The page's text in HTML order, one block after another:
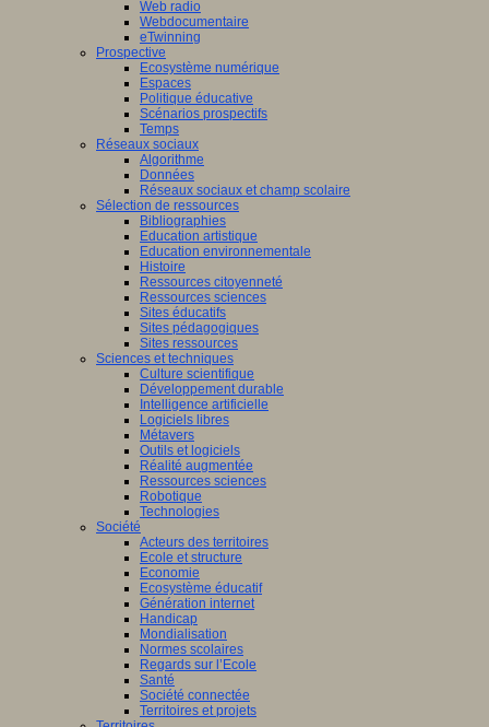
Web radio
Webdocumentaire
eTwinning
Prospective
Ecosystème numérique
Espaces
Politique éducative
Scénarios prospectifs
Temps
Réseaux sociaux
Algorithme
Données
Réseaux sociaux et champ scolaire
Sélection de ressources
Bibliographies
Education artistique
Education environnementale
Histoire
Ressources citoyenneté
Ressources sciences
Sites éducatifs
Sites pédagogiques
Sites ressources
Sciences et techniques
Culture scientifique
Développement durable
Intelligence artificielle
Logiciels libres
Métavers
Outils et logiciels
Réalité augmentée
Ressources sciences
Robotique
Technologies
Société
Acteurs des territoires
Ecole et structure
Economie
Ecosystème éducatif
Génération internet
Handicap
Mondialisation
Normes scolaires
Regards sur l’Ecole
Santé
Société connectée
Territoires et projets